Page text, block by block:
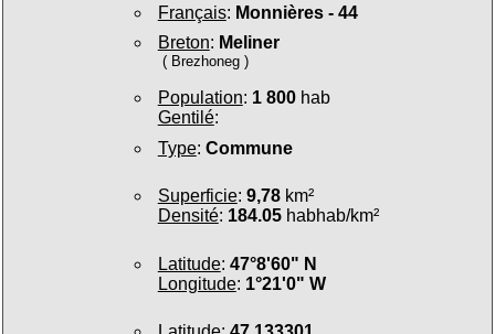
Français: Monnières - 44
Breton: Meliner
( Brezhoneg )
Population: 1 800hab
Gentilé:
Type: Commune
Superficie: 9,78km²
Densité: 184.05habhab/km²
Latitude: 47°8'60" N
Longitude: 1°21'0" W